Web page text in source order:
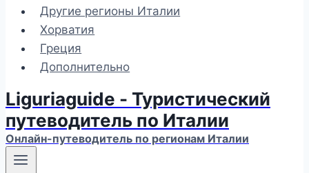
Другие регионы Италии
Хорватия
Греция
Дополнительно
Liguriaguide - Туристический
путеводитель по Италии
Онлайн-путеводитель по регионам Италии